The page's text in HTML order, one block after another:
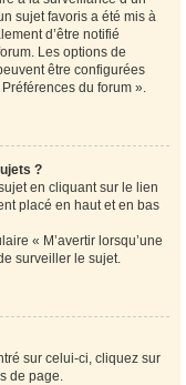
sujet favoris a été mis à
d’être notifié
Les options de
être configurées
du forum ».
?
en cliquant sur le lien
placé en haut et en bas
« M’avertir lorsqu’une
surveiller le sujet.
sur celui-ci, cliquez sur
de page.